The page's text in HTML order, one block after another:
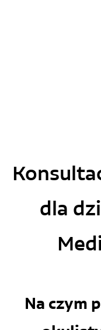
dla
Na czym